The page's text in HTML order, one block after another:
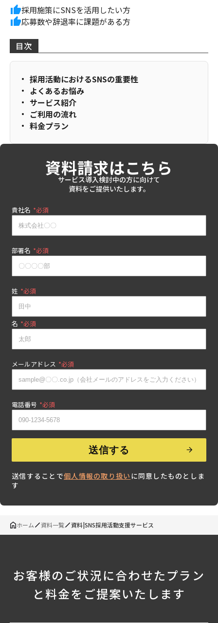
採用施策にSNSを活用したい方
応募数や辞退率に課題がある方
目次
採用活動におけるSNSの重要性
よくあるお悩み
サービス紹介
ご利用の流れ
料金プラン
資料請求はこちら
サービス導入検討中の方に向けて
資料をご提供いたします。
貴社名 *
部署名 *
姓 *
名 *
メールアドレス *
電話番号 *
送信することで個人情報の取り扱い に同意したものとしま
す
ホーム 資料一覧 資料|SNS採用活動支援サービス
お客様のご状況に合わせたプラン
と料金をご提案いたします